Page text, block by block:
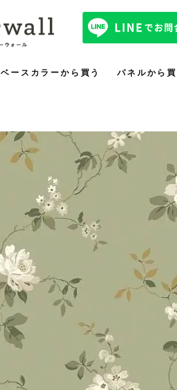
ベースカラーから買う パネルから買